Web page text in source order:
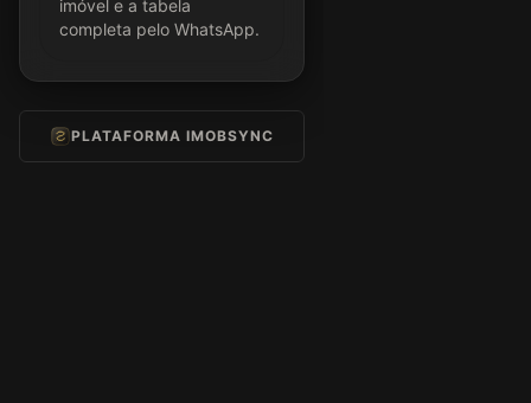
imóvel e a tabela
completa pelo WhatsApp.
PLATAFORMA IMOBSYNC